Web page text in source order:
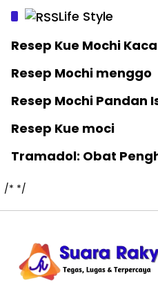
Life Style
Resep Kue Mochi
Resep Mochi menggo
Resep Mochi Pandan
Resep Kue moci
Tramadol: Obat
/* */